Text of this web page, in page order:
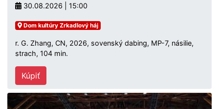
30.08.2026 | 15:00
Dom kultúry Zrkadlový háj
r. G. Zhang, CN, 2026, sovenský dabing, MP-7, násilie,
strach, 104 min.
Kúpiť